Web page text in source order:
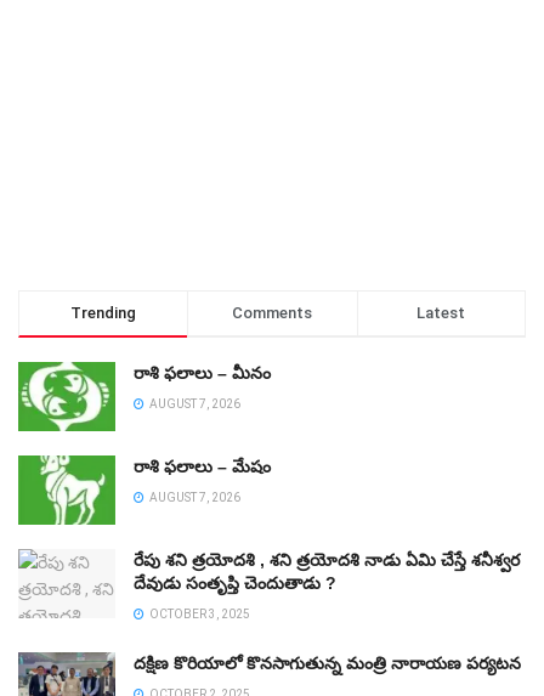
Trending Comments Latest
రాశి ఫలాలు – మీనం
AUGUST 7, 2026
రాశి ఫలాలు – మేషం
AUGUST 7, 2026
రేపు శని త్రయోదశి , శని త్రయోదశి నాడు ఏమి చేస్తే శనీశ్వర
దేవుడు సంతృప్తి చెందుతాడు ?
OCTOBER 3, 2025
దక్షిణ కొరియాలో కొనసాగుతున్న మంత్రి నారాయణ పర్యటన